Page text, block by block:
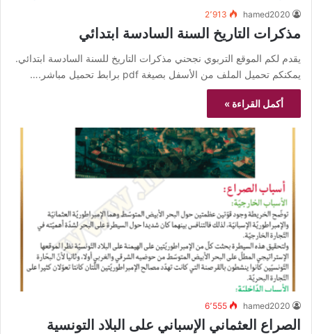
hamed2020 2٬913
مذكرات التاريخ السنة السادسة ابتدائي
يقدم لكم الموقع التربوي نجحني مذكرات التاريخ للسنة السادسة ابتدائي.
يمكنكم تحميل الملف من الأسفل بصيغة pdf برابط تحميل مباشر.…
أكمل القراءة »
hamed2020 6٬555
الصراع العثماني الإسباني على البلاد التونسية